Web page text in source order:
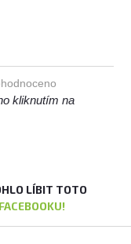
kliknutím na
LÍBIT TOTO